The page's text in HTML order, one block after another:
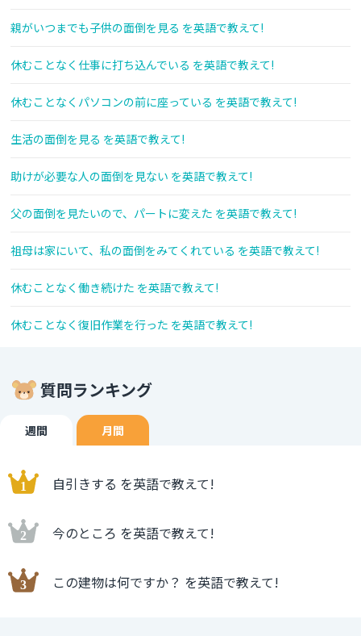
親がいつまでも子供の面倒を見る を英語で教えて!
休むことなく仕事に打ち込んでいる を英語で教えて!
休むことなくパソコンの前に座っている を英語で教えて!
生活の面倒を見る を英語で教えて!
助けが必要な人の面倒を見ない を英語で教えて!
父の面倒を見たいので、パートに変えた を英語で教えて!
祖母は家にいて、私の面倒をみてくれている を英語で教えて!
休むことなく働き続けた を英語で教えて!
休むことなく復旧作業を行った を英語で教えて!
質問ランキング
週間 月間
自引きする を英語で教えて!
今のところ を英語で教えて!
この建物は何ですか？ を英語で教えて!